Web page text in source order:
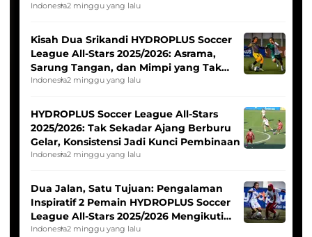
Tim Asia
Indonesia2 minggu yang lalu
Kisah Dua Srikandi HYDROPLUS Soccer
League All-Stars 2025/2026: Asrama,
Sarung Tangan, dan Mimpi yang Tak
Pernah Padam
Indonesia2 minggu yang lalu
HYDROPLUS Soccer League All-Stars
2025/2026: Tak Sekadar Ajang Berburu
Gelar, Konsistensi Jadi Kunci Pembinaan
Indonesia2 minggu yang lalu
Dua Jalan, Satu Tujuan: Pengalaman
Inspiratif 2 Pemain HYDROPLUS Soccer
League All-Stars 2025/2026 Mengikuti
Seleksi Timnas Indonesia Putri
Indonesia2 minggu yang lalu